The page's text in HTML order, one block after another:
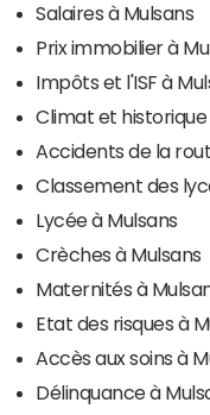
Salaires à Mulsans
Prix immobilier à
Impôts et l'ISF à
Climat et
Accidents de la
Classement des
Lycée à Mulsans
Crèches à Mulsans
Maternités à
Etat des risques à
Accès aux soins à
Délinquance à